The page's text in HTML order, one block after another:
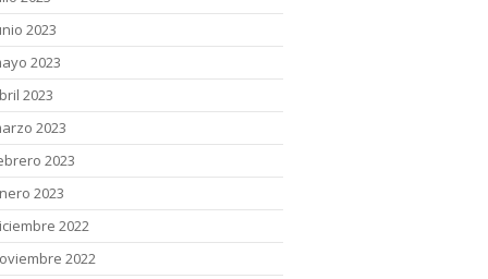
2023
2023
2023
2023
2023
2023
2022
2022